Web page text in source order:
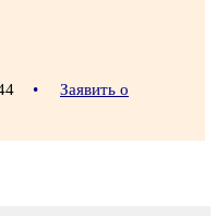
•
Заявить о